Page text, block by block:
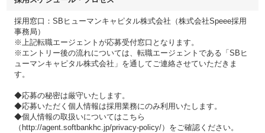
採用窓口：SBヒューマンキャピタル株式会社（株式会社Speee採用
事務局）
※上記転職エージェントが応募受付窓口となります。
※エントリー後の流れについては、転職エージェントである「SBヒ
ューマンキャピタル株式会社」を通してご連絡させていただきま
す。
◆応募の秘密は厳守いたします。
◆応募いただく個人情報は採用業務にのみ利用いたします。
◆個人情報の取扱いについてはこちら
（http://agent.softbankhc.jp/privacy-policy/）をご確認ください。